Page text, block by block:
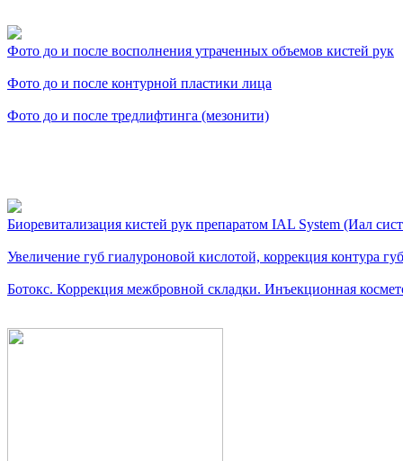
Фото до и после восполнения утраченных объемов кистей рук
Фото до и после контурной пластики лица
Фото до и после тредлифтинга (мезонити)
Биоревитализация кистей рук препаратом IAL System (Иал
Увеличение губ гиалуроновой кислотой, коррекция контура
Ботокс. Коррекция межбровной складки. Инъекционная